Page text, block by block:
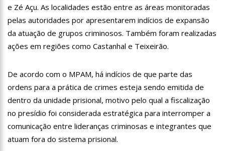
Pesquisa aponta que tecnologia pode ajudar na melhoria da
qualidade das escolas no Amazonas
20:07 Amazonino pretende transforma o estado em um canteiro de
obras para combater desemprego? fome e miséria
Prefeitura abre credenciamento de prestadores de serviços
para o Manausmed
00:59 Pré-Candidata a Deputada Federal, Viviane Lima(MDB)
desponta nas pesquisas de intenção de votos
10:06 Populares expulsam equipe da Amazonas Energia que
tentava instalar novos medidores em Manaus
e Zé Açu. As localidades estão entre as áreas monitoradas
pelas autoridades por apresentarem indícios de expansão
da atuação de grupos criminosos. Também foram realizadas
ações em regiões como Castanhal e Teixeirão.
De acordo com o MPAM, há indícios de que parte das
ordens para a prática de crimes esteja sendo emitida de
dentro da unidade prisional, motivo pelo qual a fiscalização
no presídio foi considerada estratégica para interromper a
comunicação entre lideranças criminosas e integrantes que
atuam fora do sistema prisional.